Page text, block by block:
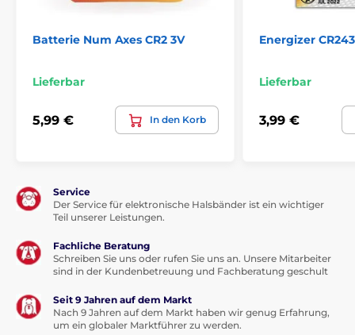
Batterie Num Axes CR2 3V
Lieferbar
5,99 € In den Korb
Energizer
Lieferbar
3,99 €
Service
Der Service für elektronische Halsbänder ist ein wichtiger
Teil unserer Leistungen.
Fachliche Beratung
Schreiben Sie uns oder rufen Sie uns an. Unsere Mitarbeiter
sind in der Kundenbetreuung und Fachberatung geschult
Seit 9 Jahren auf dem Markt
Nach 9 Jahren auf dem Markt haben wir genug Erfahrung,
um ein globaler Marktführer zu werden.